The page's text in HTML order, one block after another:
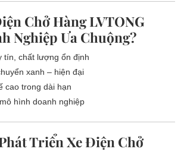
Chở Hàng LVTONG
Nghiệp Ưa Chuộng?
tín, chất lượng ổn định
xanh – hiện đại
cao trong dài hạn
hình doanh nghiệp
Triển Xe Điện Chở